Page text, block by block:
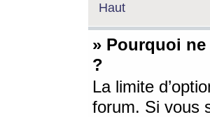
Haut
» Pourquoi
?
La limite
forum. Si vous